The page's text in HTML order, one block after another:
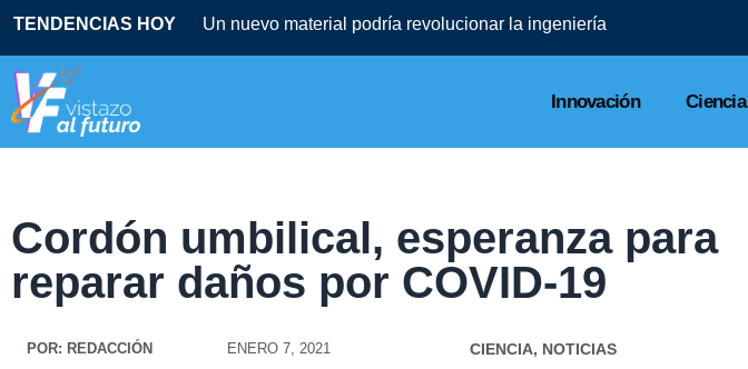
TENDENCIAS HOY Un nuevo material podría revolucionar la ingeniería
Innovación Ciencia
Cordón umbilical, esperanza para
reparar daños por COVID-19
POR: REDACCIÓN ENERO 7, 2021 CIENCIA, NOTICIAS